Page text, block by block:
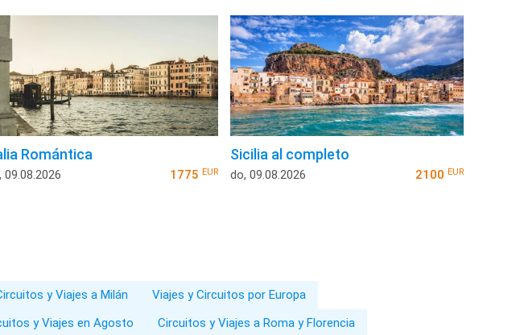
Romántica
09.08.2026 1775EUR
Sicilia al completo
do, 09.08.2026 2100 EUR
y Viajes a Milán
Viajes y Circuitos por Europa
y Viajes en Agosto
Circuitos y Viajes a Roma y Florencia